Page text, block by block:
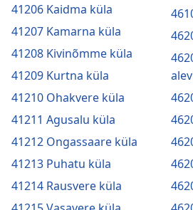
41206 Kaidma küla
41207 Kamarna küla
41208 Kivinõmme küla
41209 Kurtna küla
41210 Ohakvere küla
41211 Agusalu küla
41212 Ongassaare küla
41213 Puhatu küla
41214 Rausvere küla